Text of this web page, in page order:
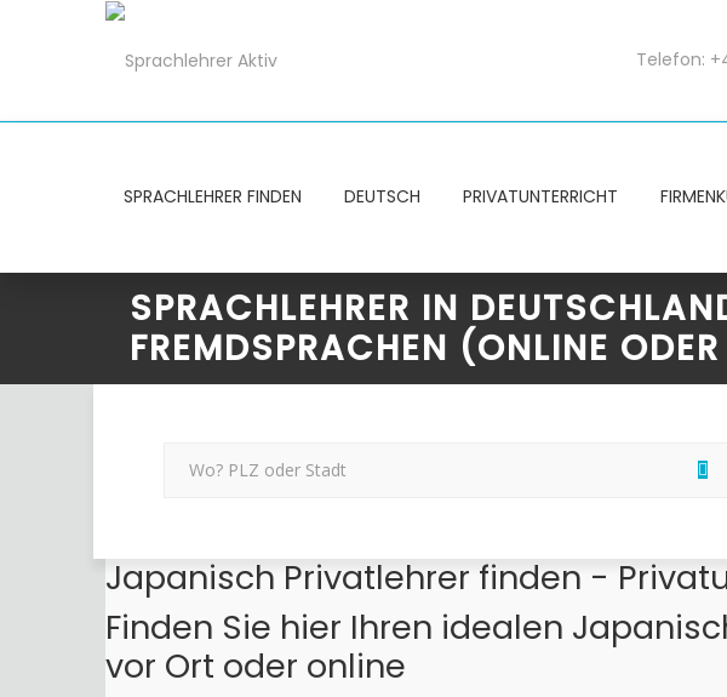
Telefon:
SPRACHLEHRER FINDEN DEUTSCH PRIVATUNTERRICHT
SPRACHLEHRER IN
FREMDSPRACHEN (ONLINE
Japanisch Privatlehrer finden -
Finden Sie hier Ihren idealen
vor Ort oder online